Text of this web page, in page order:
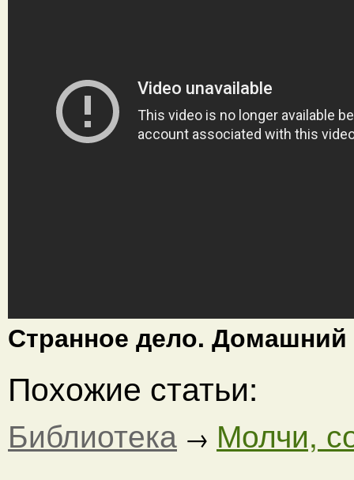
Странное дело.
Похожие статьи:
Библиотека → Молчи,